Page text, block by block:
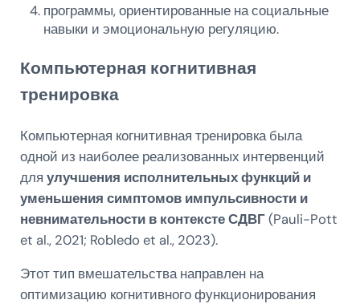
программы, ориентированные на социальные
навыки и эмоциональную регуляцию.
Компьютерная когнитивная
тренировка
Компьютерная когнитивная тренировка была
одной из наиболее реализованных интервенций
для улучшения исполнительных функций и
уменьшения симптомов импульсивности и
невнимательности в контексте СДВГ(Pauli-Pott
et al., 2021; Robledo et al., 2023).
Этот тип вмешательства направлен на
оптимизацию когнитивного функционирования